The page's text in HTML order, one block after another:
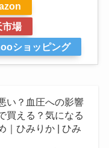
市場
ショッピング
い？血圧への影響
買える？気になる
｜ひみりか | ひみ